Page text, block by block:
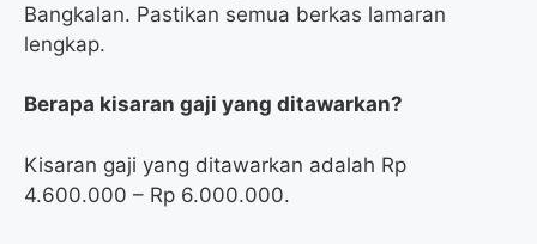
Bangkalan. Pastikan semua berkas lamaran
lengkap.
Berapa kisaran gaji yang ditawarkan?
Kisaran gaji yang ditawarkan adalah Rp
4.600.000 – Rp 6.000.000.